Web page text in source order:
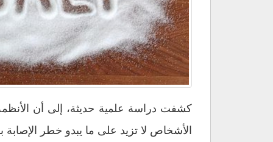
تؤدي
للإصابة
القلب
مغلقة
كشفت دراسة علمية حديثة، إلى أن الأنظمة
الأشخاص لا تزيد على ما يبدو خطر